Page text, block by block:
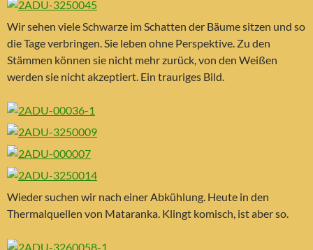
Wir sehen viele Schwarze im Schatten der Bäume sitzen und so
die Tage verbringen. Sie leben ohne Perspektive. Zu den
Stämmen können sie nicht mehr zurück, von den Weißen
werden sie nicht akzeptiert. Ein trauriges Bild.
Wieder suchen wir nach einer Abkühlung. Heute in den
Thermalquellen von Mataranka. Klingt komisch, ist aber so.